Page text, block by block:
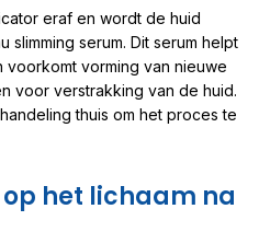
eraf en wordt de huid
slimming serum. Dit serum helpt
vorming van nieuwe
voor verstrakking van de huid.
thuis om het proces te
het lichaam na